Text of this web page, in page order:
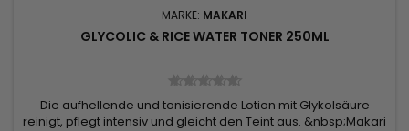
MARKE: MAKARI
GLYCOLIC & RICE WATER TONER 250ML
Die aufhellende und tonisierende Lotion mit Glykolsäure
reinigt, pflegt intensiv und gleicht den Teint aus. &nbsp;Makari